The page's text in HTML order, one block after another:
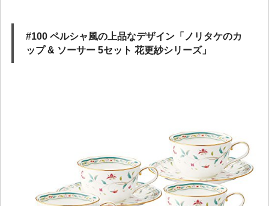
#100 ペルシャ風の上品なデザイン「ノリタケのカ
ップ & ソーサー 5セット 花更紗シリーズ」